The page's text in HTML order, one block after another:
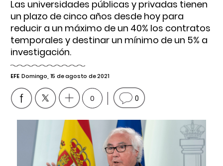
Las universidades públicas y privadas tienen
un plazo de cinco años desde hoy para
reducir a un máximo de un 40% los contratos
temporales y destinar un mínimo de un 5% a
investigación.
EFE Domingo, 15 de agosto de 2021
0 0